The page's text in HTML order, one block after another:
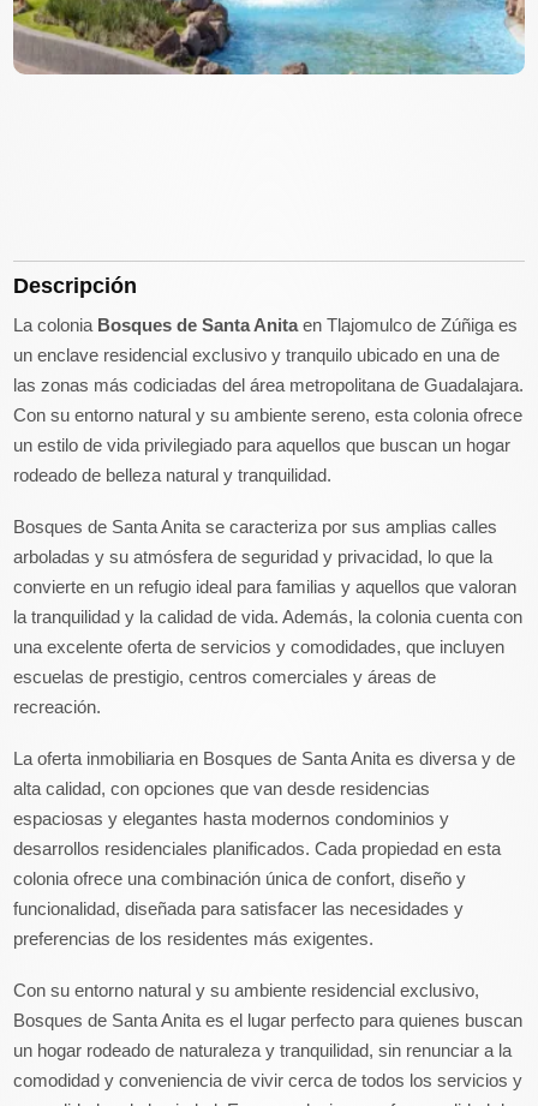
Descripción
La colonia Bosques de Santa Anitaen Tlajomulco de Zúñiga es
un enclave residencial exclusivo y tranquilo ubicado en una de
las zonas más codiciadas del área metropolitana de Guadalajara.
Con su entorno natural y su ambiente sereno, esta colonia ofrece
un estilo de vida privilegiado para aquellos que buscan un hogar
rodeado de belleza natural y tranquilidad.
Bosques de Santa Anita se caracteriza por sus amplias calles
arboladas y su atmósfera de seguridad y privacidad, lo que la
convierte en un refugio ideal para familias y aquellos que valoran
la tranquilidad y la calidad de vida. Además, la colonia cuenta con
una excelente oferta de servicios y comodidades, que incluyen
escuelas de prestigio, centros comerciales y áreas de
recreación.
La oferta inmobiliaria en Bosques de Santa Anita es diversa y de
alta calidad, con opciones que van desde residencias
espaciosas y elegantes hasta modernos condominios y
desarrollos residenciales planificados. Cada propiedad en esta
colonia ofrece una combinación única de confort, diseño y
funcionalidad, diseñada para satisfacer las necesidades y
preferencias de los residentes más exigentes.
Con su entorno natural y su ambiente residencial exclusivo,
Bosques de Santa Anita es el lugar perfecto para quienes buscan
un hogar rodeado de naturaleza y tranquilidad, sin renunciar a la
comodidad y conveniencia de vivir cerca de todos los servicios y